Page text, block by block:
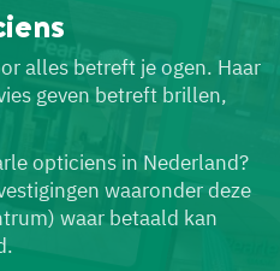
alles betreft je ogen. Haar
geven betreft brillen,
opticiens in Nederland?
waaronder deze
waar betaald kan